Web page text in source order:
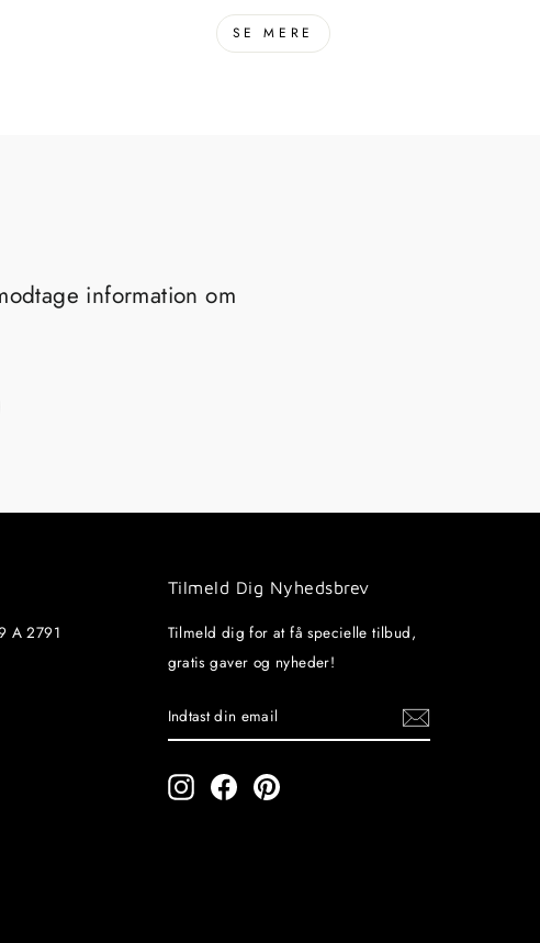
SE MERE
information om
A 2791
Tilmeld Dig Nyhedsbrev
Tilmeld dig for at få specielle tilbud,
gratis gaver og nyheder!
DIN
EMAIL
InstagramFacebookPinterest